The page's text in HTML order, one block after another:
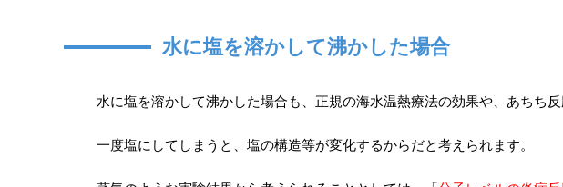
水に塩を溶かして沸かした場合
水に塩を溶かして沸かした場合も、正規の海水温熱療法の効果や、あちち反
一度塩にしてしまうと、塩の構造等が変化するからだと考えられます。